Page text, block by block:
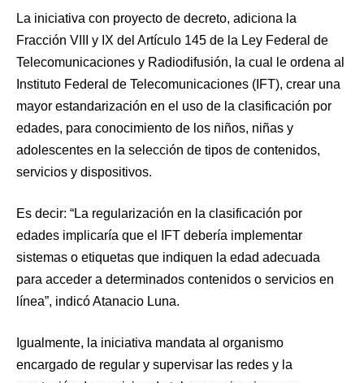
La iniciativa con proyecto de decreto, adiciona la
Fracción VIII y IX del Artículo 145 de la Ley Federal de
Telecomunicaciones y Radiodifusión, la cual le ordena al
Instituto Federal de Telecomunicaciones (IFT), crear una
mayor estandarización en el uso de la clasificación por
edades, para conocimiento de los niños, niñas y
adolescentes en la selección de tipos de contenidos,
servicios y dispositivos.
Es decir: “La regularización en la clasificación por
edades implicaría que el IFT debería implementar
sistemas o etiquetas que indiquen la edad adecuada
para acceder a determinados contenidos o servicios en
línea”, indicó Atanacio Luna.
Igualmente, la iniciativa mandata al organismo
encargado de regular y supervisar las redes y la